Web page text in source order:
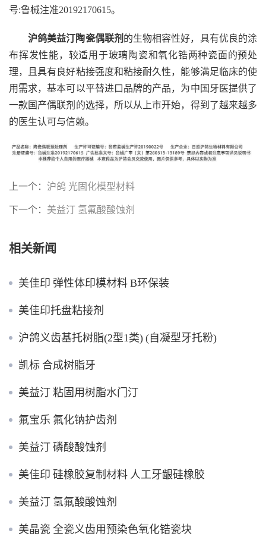
号:鲁械注准20192170615。
沪鸽美益汀陶瓷偶联剂的生物相容性好，具有优良的涂
布挥发性能，较适用于玻璃陶瓷和氧化锆两种瓷面的预处
理，且具有良好粘接强度和粘接耐久性，能够满足临床的使
用需求，基本可以平替进口品牌的产品，为中国牙医提供了
一款国产偶联剂的选择，所以从上市开始，得到了越来越多
的医生认可与信赖。
上一个： 沪鸽 光固化模型材料
下一个： 美益汀 氢氟酸酸蚀剂
相关新闻
美佳印 弹性体印模材料 B环保装
美佳印托盘粘接剂
沪鸽义齿基托树脂(2型1类) (自凝型牙托粉)
凯标 合成树脂牙
美益汀 粘固用树脂水门汀
氟宝乐 氟化钠护齿剂
美益汀 磷酸酸蚀剂
美佳印 硅橡胶复制材料 人工牙龈硅橡胶
美益汀 氢氟酸酸蚀剂
美晶瓷 全瓷义齿用预染色氧化锆瓷块